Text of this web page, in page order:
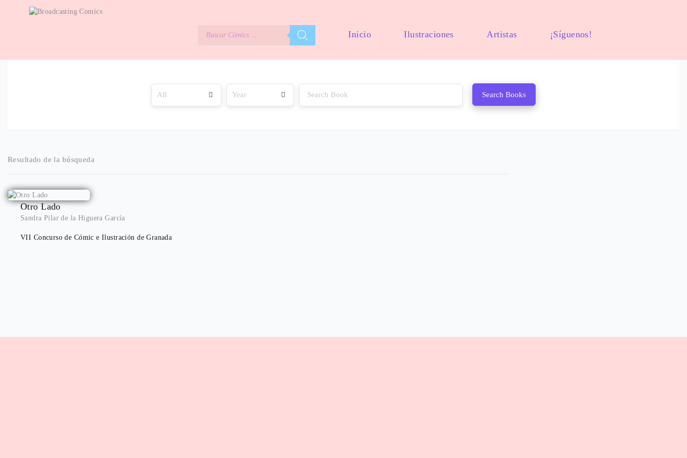
Inicio Ilustraciones Artistas ¡Síguenos!
Search Books
Resultado de la búsqueda
Otro Lado
Sandra Pilar de la Higuera García
VII Concurso de Cómic e Ilustración de Granada